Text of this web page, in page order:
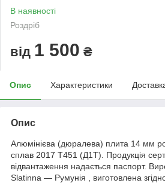
В наявності
Роздріб
від 1 500 ₴
Опис Характеристики
Опис
Алюмінієва (дюралева) плита 14 мм
сплав 2017 Т451 (Д1Т). Продукція
відвантаження надається паспорт.
Slatinna ― Румунія , виготовлена